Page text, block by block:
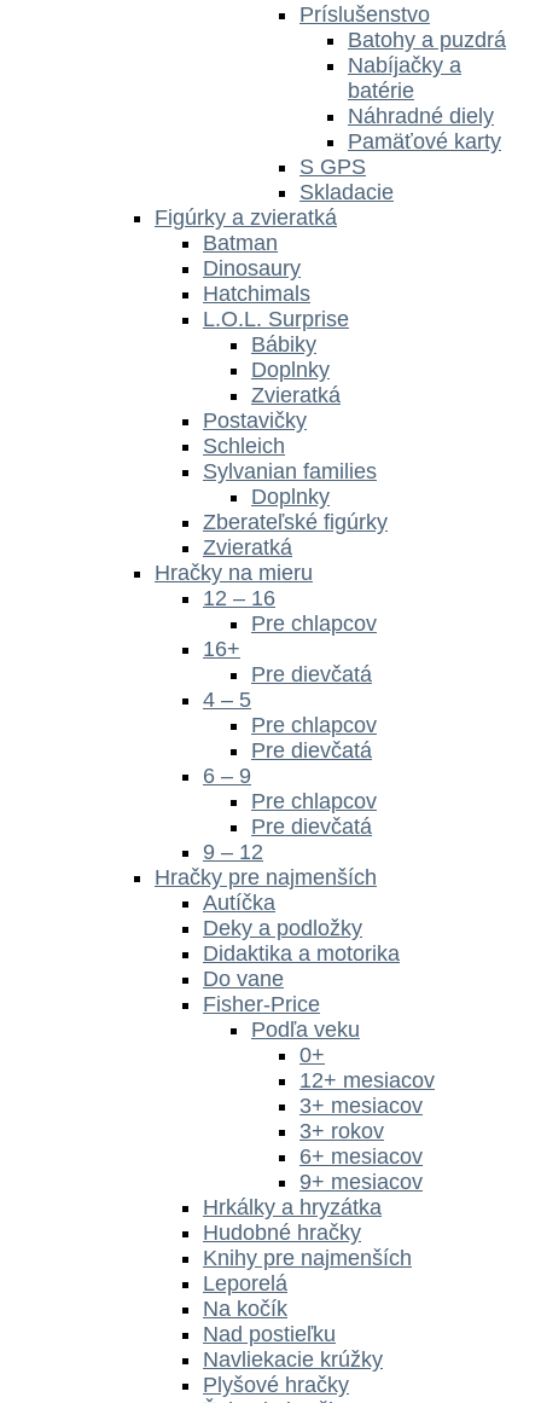
Príslušenstvo
Batohy a puzdrá
Nabíjačky a
batérie
Náhradné diely
Pamäťové karty
S GPS
Skladacie
Figúrky a zvieratká
Batman
Dinosaury
Hatchimals
L.O.L. Surprise
Bábiky
Doplnky
Zvieratká
Postavičky
Schleich
Sylvanian families
Doplnky
Zberateľské figúrky
Zvieratká
Hračky na mieru
12 – 16
Pre chlapcov
16+
Pre dievčatá
4 – 5
Pre chlapcov
Pre dievčatá
6 – 9
Pre chlapcov
Pre dievčatá
9 – 12
Hračky pre najmenších
Autíčka
Deky a podložky
Didaktika a motorika
Do vane
Fisher-Price
Podľa veku
0+
12+ mesiacov
3+ mesiacov
3+ rokov
6+ mesiacov
9+ mesiacov
Hrkálky a hryzátka
Hudobné hračky
Knihy pre najmenších
Leporelá
Na kočík
Nad postieľku
Navliekacie krúžky
Plyšové hračky